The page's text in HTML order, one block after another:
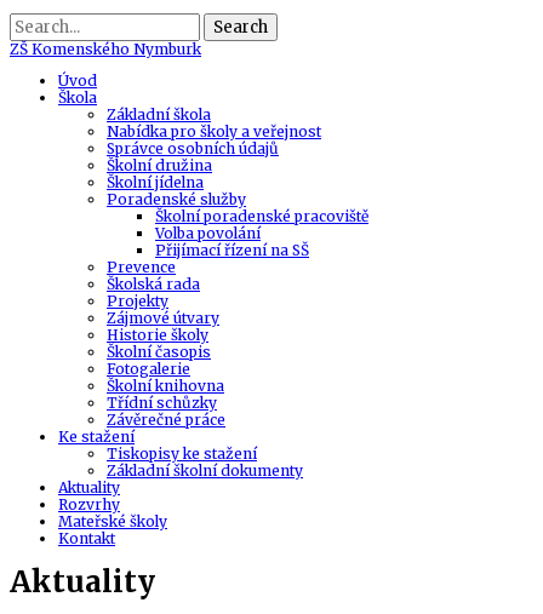
Search
ZŠ Komenského Nymburk
Úvod
Škola
Základní škola
Nabídka pro školy a veřejnost
Správce osobních údajů
Školní družina
Školní jídelna
Poradenské služby
Školní poradenské pracoviště
Volba povolání
Přijímací řízení na SŠ
Prevence
Školská rada
Projekty
Zájmové útvary
Historie školy
Školní časopis
Fotogalerie
Školní knihovna
Třídní schůzky
Závěrečné práce
Ke stažení
Tiskopisy ke stažení
Základní školní dokumenty
Aktuality
Rozvrhy
Mateřské školy
Kontakt
Aktuality